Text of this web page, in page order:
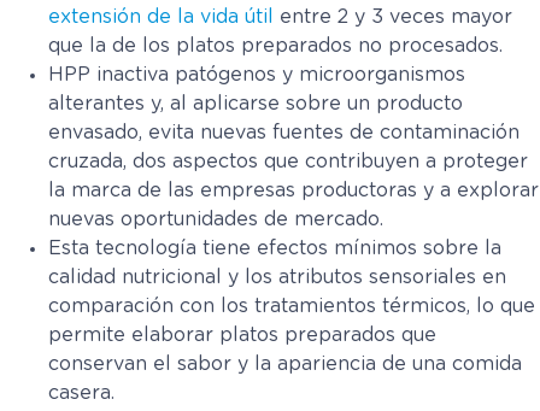
extensión de la vida útil
entre 2 y 3 veces mayor
que la de los platos preparados no procesados.
HPP inactiva patógenos y microorganismos
alterantes y, al aplicarse sobre un producto
envasado, evita nuevas fuentes de contaminación
cruzada, dos aspectos que contribuyen a proteger
la marca de las empresas productoras y a explorar
nuevas oportunidades de mercado.
Esta tecnología tiene efectos mínimos sobre la
calidad nutricional y los atributos sensoriales en
comparación con los tratamientos térmicos, lo que
permite elaborar platos preparados que
conservan el sabor y la apariencia de una comida
casera.